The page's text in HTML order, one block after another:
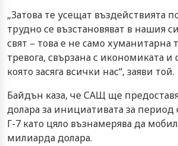
„Затова те усещат въздействията
трудно се възстановяват в нашия
свят – това е не само хуманитарна
тревога, свързана с икономиката и
която засяга всички нас“, заяви той.
Байдън каза, че САЩ ще
долара за инициативата за период
Г-7 като цяло възнамерява да
милиарда долара.